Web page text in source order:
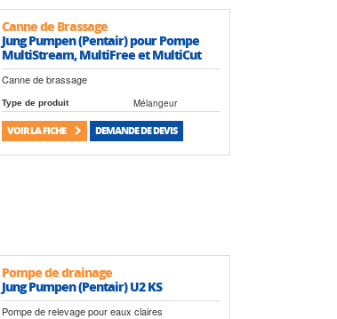
Canne de Brassage
Jung Pumpen (Pentair) pour Pompe
MultiStream, MultiFree et MultiCut
Canne de brassage
Type de produit Mélangeur
VOIR LA FICHE DEMANDE DE DEVIS
Pompe de drainage
Jung Pumpen (Pentair) U2 KS
Pompe de relevage pour eaux claires